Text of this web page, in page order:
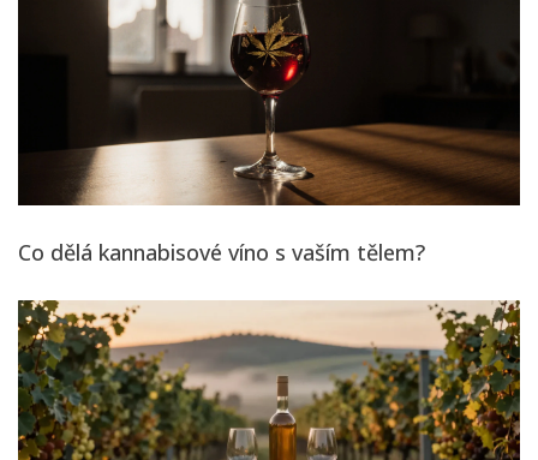
Co dělá kannabisové víno s vaším tělem?